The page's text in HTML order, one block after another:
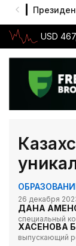
USD
26 декабря
ДАНА
специальный
ХАСЕНОВА
выпускающий